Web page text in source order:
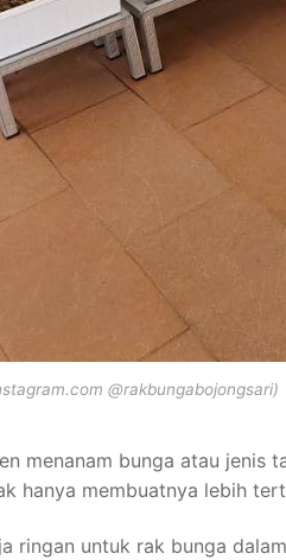
@rakbungabojongsari)
menanam bunga atau jenis
hanya membuatnya lebih
ringan untuk rak bunga